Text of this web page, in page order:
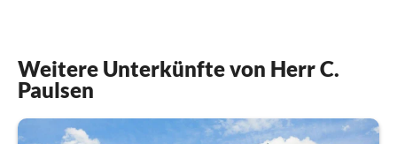
Weitere Unterkünfte von Herr C.
Paulsen